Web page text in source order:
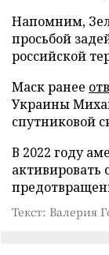
Напомним,
просьбой
российской
Маск ранее
Украины
спутниковой
В 2022 году
Текст: Валерия